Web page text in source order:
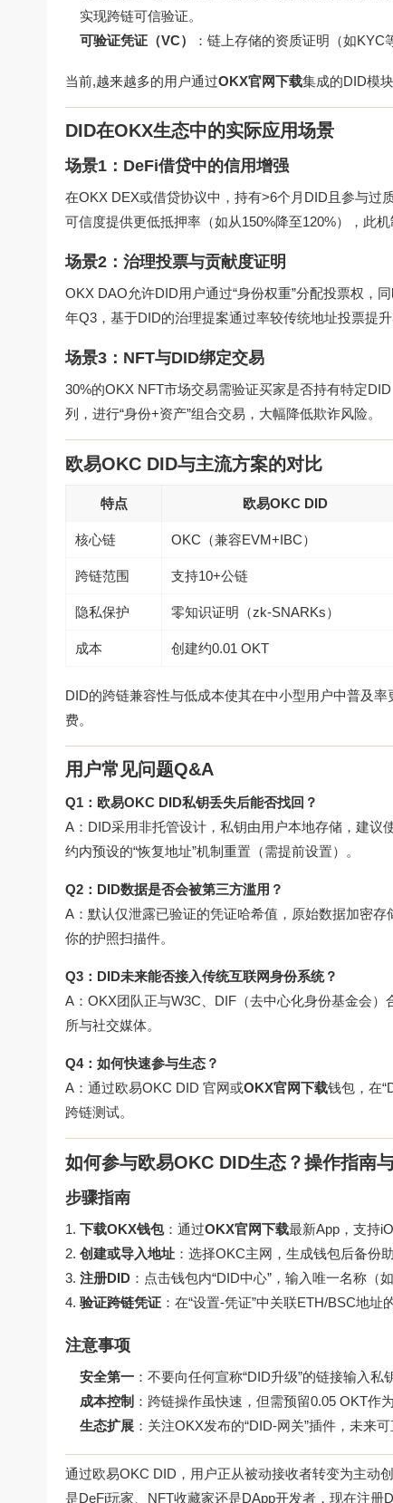
实现跨链可信验证。
可验证凭证（VC）
：链上存储的资质证明（如KYC
当前,越来越多的用户通过OKX官网下载集成的DID模
DID在OKX生态中的实际应用场景
场景1：DeFi借贷中的信用增强
在OKX DEX或借贷协议中，持有>6个月DID且参与过
可信度提供更低抵押率（如从150%降至120%），此
场景2：治理投票与贡献度证明
OKX DAO允许DID用户通过“身份权重”分配投票权，
年Q3，基于DID的治理提案通过率较传统地址投票提升
场景3：NFT与DID绑定交易
30%的OKX NFT市场交易需验证买家是否持有特定
列，进行“身份+资产”组合交易，大幅降低欺诈风险。
欧易OKC DID与主流方案的对比
特点 欧易OKC DID
核心链 OKC（兼容EVM+IBC）
跨链范围 支持10+公链
隐私保护 零知识证明（zk-SNARKs）
成本 创建约0.01 OKT
DID的跨链兼容性与低成本使其在中小型用户中普及率
费。
用户常见问题Q&A
Q1：欧易OKC DID私钥丢失后能否找回？
A：DID采用非托管设计，私钥由用户本地存储，建议
约内预设的“恢复地址”机制重置（需提前设置）。
Q2：DID数据是否会被第三方滥用？
A：默认仅泄露已验证的凭证哈希值，原始数据加密
你的护照扫描件。
Q3：DID未来能否接入传统互联网身份系统？
A：OKX团队正与W3C、DIF（去中心化身份基金会
所与社交媒体。
Q4：如何快速参与生态？
A：通过欧易OKC DID 官网或OKX官网下载钱包，在
跨链测试。
如何参与欧易OKC DID生态？操作指南
步骤指南
下载OKX钱包：通过OKX官网下载最新App，支持
创建或导入地址 ：选择OKC主网，生成钱包后备份助
注册DID ：点击钱包内“DID中心”，输入唯一名称（
验证跨链凭证 ：在“设置-凭证”中关联ETH/BSC地址
注意事项
安全第一 ：不要向任何宣称“DID升级”的链接输入私
成本控制 ：跨链操作虽快速，但需预留0.05 OKT作
生态扩展 ：关注OKX发布的“DID-网关”插件，未来
通过欧易OKC DID ，用户正从被动接收者转变为主
是DeFi玩家、NFT收藏家还是DApp开发者，现在注册